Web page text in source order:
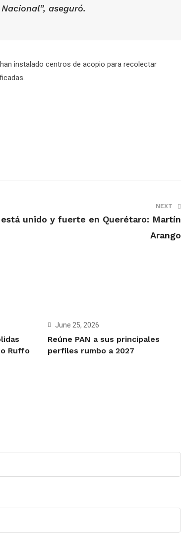
aseguró.
instalado centros de acopio para recolectar
NEXT
está unido y fuerte en Querétaro: Martín
Arango
Ruffo
June 25, 2026
Reúne PAN a sus principales
perfiles rumbo a 2027